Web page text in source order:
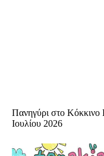
Πανηγύρι στο Κόκκινο
Ιουλίου 2026